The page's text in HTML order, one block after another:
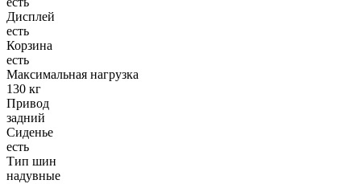
Дисплей
есть
Корзина
есть
Максимальная нагрузка
130 кг
Привод
задний
Сиденье
есть
Тип шин
надувные